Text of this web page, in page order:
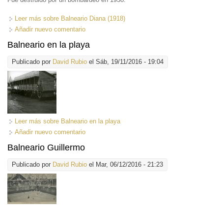
Leer más sobre Balneario Diana (1918)
Añadir nuevo comentario
Balneario en la playa
Publicado por David Rubio el Sáb, 19/11/2016 - 19:04
Leer más sobre Balneario en la playa
Añadir nuevo comentario
Balneario Guillermo
Publicado por David Rubio el Mar, 06/12/2016 - 21:23